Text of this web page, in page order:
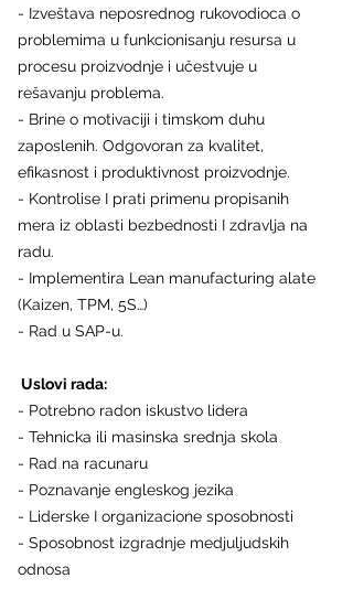
- Izveštava neposrednog rukovodioca o
problemima u funkcionisanju resursa u
procesu proizvodnje i učestvuje u
rešavanju problema.
- Brine o motivaciji i timskom duhu
zaposlenih. Odgovoran za kvalitet,
efikasnost i produktivnost proizvodnje.
- Kontrolise I prati primenu propisanih
mera iz oblasti bezbednosti I zdravlja na
radu.
- Implementira Lean manufacturing alate
(Kaizen, TPM, 5S…)
- Rad u SAP-u.
Uslovi rada:
- Potrebno radon iskustvo lidera
- Tehnicka ili masinska srednja skola
- Rad na racunaru
- Poznavanje engleskog jezika
- Liderske I organizacione sposobnosti
- Sposobnost izgradnje medjuljudskih
odnosa